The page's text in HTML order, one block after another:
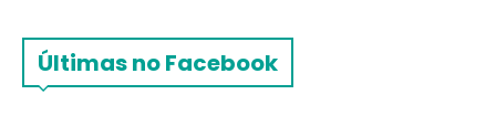
Últimas no Facebook